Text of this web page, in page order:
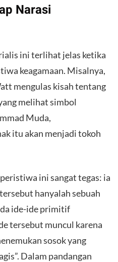
Narasi
ini terlihat jelas ketika
keagamaan. Misalnya,
mengulas kisah tentang
melihat simbol
Muda,
itu akan menjadi tokoh
ini sangat tegas: ia
hanyalah sebuah
ide-ide primitif
tersebut muncul karena
sosok yang
Dalam pandangan